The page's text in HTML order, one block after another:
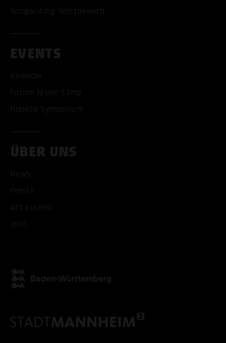
Songwriting-Wettbewerb
EVENTS
Kalender
Future Music Camp
HipHop Symposium
ÜBER UNS
News
Presse
Act buchen
Jobs